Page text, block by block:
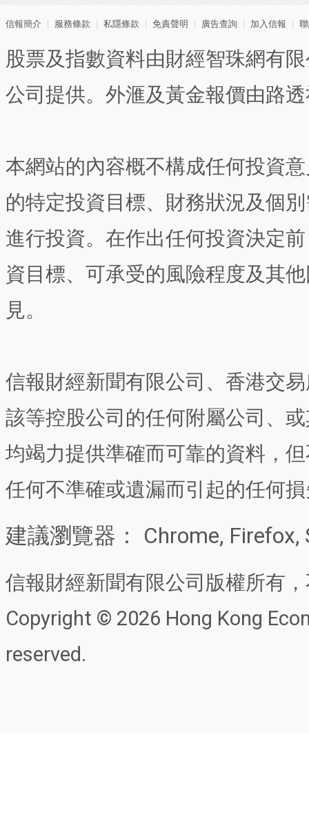
信報簡介 服務條款 私隱條款 免責聲明 廣告查詢 加入信報
股票及指數資料由財經智珠網有
公司提供。外滙及黃金報價由路
本網站的內容概不構成任何投資
的特定投資目標、財務狀況及個
進行投資。在作出任何投資決定
資目標、可承受的風險程度及其
見。
信報財經新聞有限公司、香港交
該等控股公司的任何附屬公司、
均竭力提供準確而可靠的資料，
任何不準確或遺漏而引起的任何
建議瀏覽器： Chrome, Firefox,
信報財經新聞有限公司版權所有
Copyright © 2026 Hong Kong
reserved.